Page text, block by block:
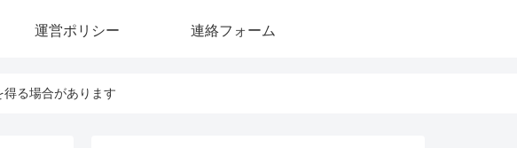
運営ポリシー 連絡フォーム
得る場合があります